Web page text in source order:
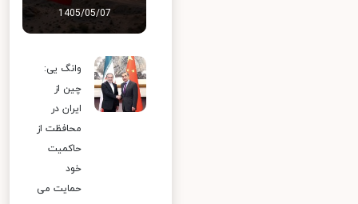
1405/05/07
وانگ یی:
چین از
ایران در
محافظت از
حاکمیت
خود
حمایت می